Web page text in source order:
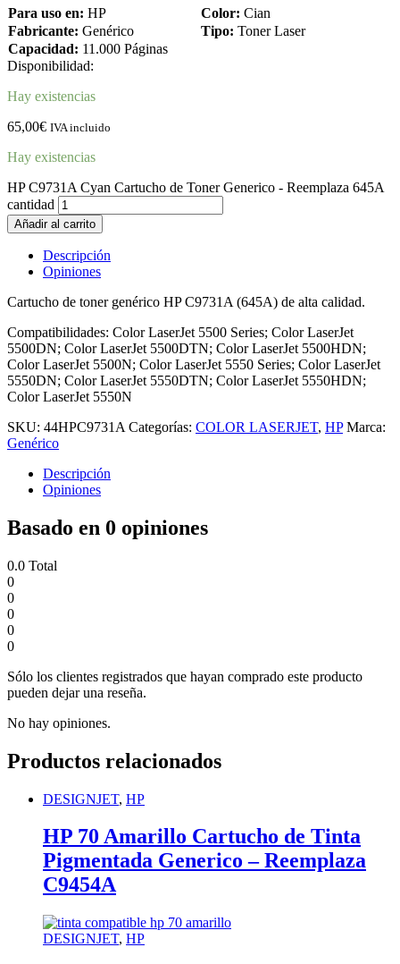
Para uso en: HP Color: Cian
Fabricante: Genérico Tipo: Toner Laser
Capacidad: 11.000 Páginas
Disponibilidad:
Hay existencias
65,00€ IVA incluido
Hay existencias
HP C9731A Cyan Cartucho de Toner Generico - Reemplaza 645A
cantidad
Añadir al carrito
Descripción
Opiniones
Cartucho de toner genérico HP C9731A (645A) de alta calidad.
Compatibilidades: Color LaserJet 5500 Series; Color LaserJet
5500DN; Color LaserJet 5500DTN; Color LaserJet 5500HDN;
Color LaserJet 5500N; Color LaserJet 5550 Series; Color LaserJet
5550DN; Color LaserJet 5550DTN; Color LaserJet 5550HDN;
Color LaserJet 5550N
SKU: 44HPC9731A Categorías: COLOR LASERJET, HP Marca:
Genérico
Descripción
Opiniones
Basado en 0 opiniones
0.0 Total
0
0
0
0
0
Sólo los clientes registrados que hayan comprado este producto
pueden dejar una reseña.
No hay opiniones.
Productos relacionados
DESIGNJET, HP
HP 70 Amarillo Cartucho de Tinta
Pigmentada Generico – Reemplaza
C9454A
DESIGNJET, HP